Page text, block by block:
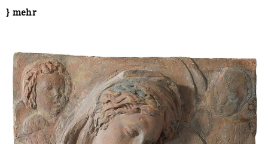
} mehr